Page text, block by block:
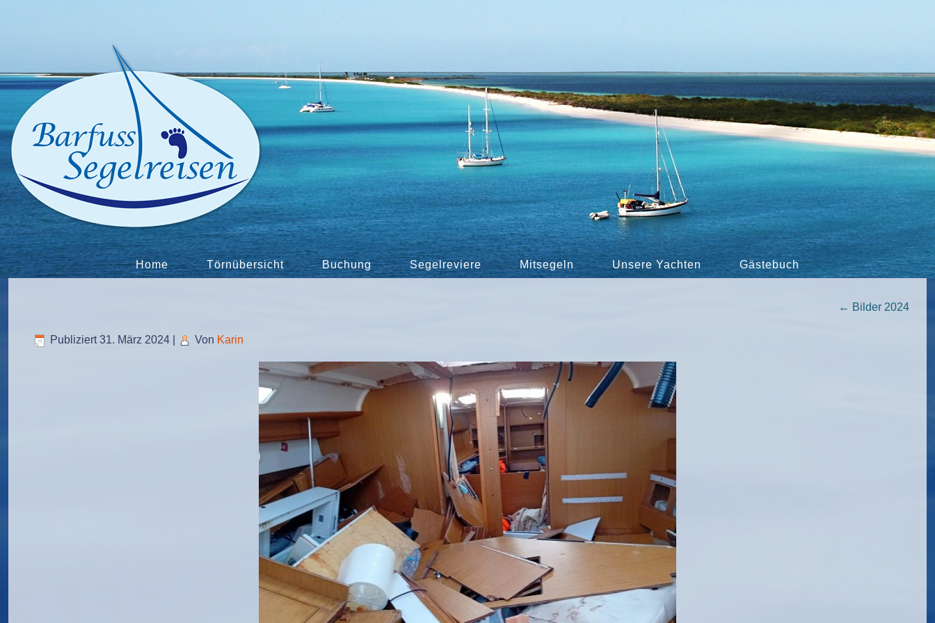
Home Törnübersicht Buchung Segelreviere Mitsegeln Unsere Yachten Gästebuch
← Bilder 2024
Publiziert 31. März 2024 Von Karin